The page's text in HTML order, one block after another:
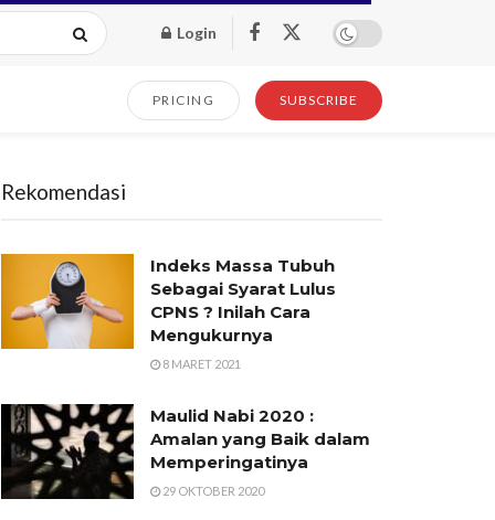
Login
PRICING SUBSCRIBE
Rekomendasi
Indeks Massa Tubuh
Sebagai Syarat Lulus
CPNS ? Inilah Cara
Mengukurnya
8 MARET 2021
Maulid Nabi 2020 :
Amalan yang Baik dalam
Memperingatinya
29 OKTOBER 2020